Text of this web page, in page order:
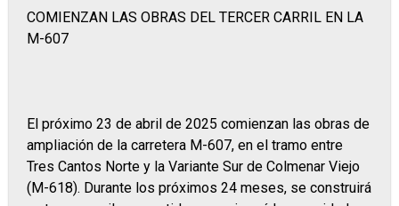
COMIENZAN LAS OBRAS DEL TERCER CARRIL EN LA
M-607
El próximo 23 de abril de 2025 comienzan las obras de
ampliación de la carretera M-607, en el tramo entre
Tres Cantos Norte y la Variante Sur de Colmenar Viejo
(M-618). Durante los próximos 24 meses, se construirá